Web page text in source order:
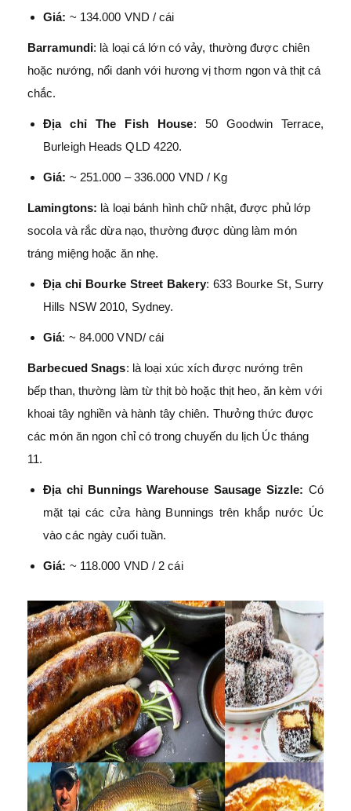
Giá: ~ 134.000 VND / cái
Barramundi: là loại cá lớn có vảy, thường được chiên
hoặc nướng, nổi danh với hương vị thơm ngon và thịt cá
chắc.
Địa chỉ The Fish House: 50 Goodwin Terrace,
Burleigh Heads QLD 4220.
Giá: ~ 251.000 – 336.000 VND / Kg
Lamingtons: là loại bánh hình chữ nhật, được phủ lớp
socola và rắc dừa nạo, thường được dùng làm món
tráng miệng hoặc ăn nhẹ.
Địa chỉ Bourke Street Bakery: 633 Bourke St, Surry
Hills NSW 2010, Sydney.
Giá: ~ 84.000 VND/ cái
Barbecued Snags: là loại xúc xích được nướng trên
bếp than, thường làm từ thịt bò hoặc thịt heo, ăn kèm với
khoai tây nghiền và hành tây chiên. Thưởng thức được
các món ăn ngon chỉ có trong chuyến du lịch Úc tháng
11.
Địa chỉ Bunnings Warehouse Sausage Sizzle: Có
mặt tại các cửa hàng Bunnings trên khắp nước Úc
vào các ngày cuối tuần.
Giá: ~ 118.000 VND / 2 cái